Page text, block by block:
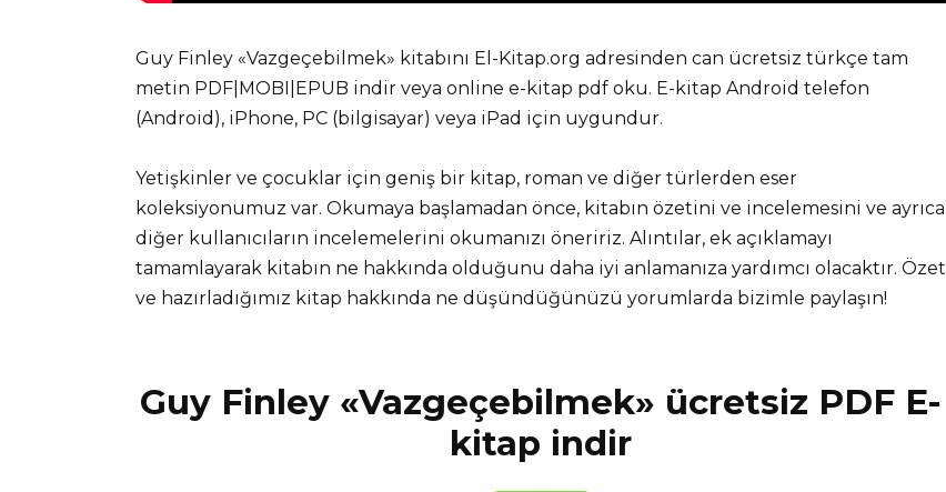
Guy Finley «Vazgeçebilmek» kitabını El-Kitap.org adresinden can ücretsiz türkçe tam
metin PDF|MOBI|EPUB indir veya online e-kitap pdf oku. E-kitap Android telefon
(Android), iPhone, PC (bilgisayar) veya iPad için uygundur.
Yetişkinler ve çocuklar için geniş bir kitap, roman ve diğer türlerden eser
koleksiyonumuz var. Okumaya başlamadan önce, kitabın özetini ve incelemesini ve ayrıca
diğer kullanıcıların incelemelerini okumanızı öneririz. Alıntılar, ek açıklamayı
tamamlayarak kitabın ne hakkında olduğunu daha iyi anlamanıza yardımcı olacaktır. Özet
ve hazırladığımız kitap hakkında ne düşündüğünüzü yorumlarda bizimle paylaşın!
Guy Finley «Vazgeçebilmek» ücretsiz PDF E-
kitap indir